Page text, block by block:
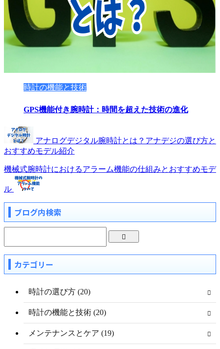
時計の機能と技術
GPS機能付き腕時計：時間を超えた技術の進化
アナログデジタル腕時計とは？アナデジの選び方と
おすすめモデル紹介
機械式腕時計におけるアラーム機能の仕組みとおすすめモデ
ル
ブログ内検索
カテゴリー
時計の選び方 (20)
時計の機能と技術 (20)
メンテナンスとケア (19)